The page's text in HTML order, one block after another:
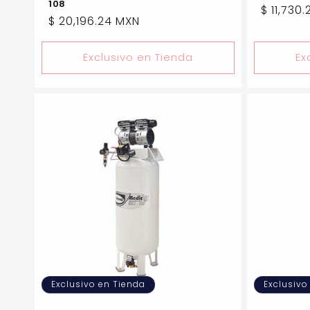
108
Precio
$ 20,196.24 MXN
Exclusivo en Tienda
Precio
$
Exclusivo en Tienda